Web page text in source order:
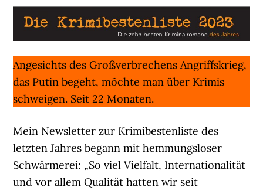
Angesichts des Großverbrechens Angriffskrieg,
das Putin begeht, möchte man über Krimis
schweigen. Seit 22 Monaten.
Mein Newsletter zur Krimibestenliste des
letzten Jahres begann mit hemmungsloser
Schwärmerei: „So viel Vielfalt, Internationalität
und vor allem Qualität hatten wir seit